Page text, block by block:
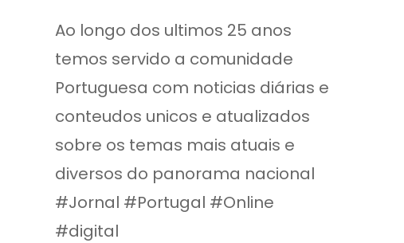
Ao longo dos ultimos 25 anos
temos servido a comunidade
Portuguesa com noticias diárias e
conteudos unicos e atualizados
sobre os temas mais atuais e
diversos do panorama nacional
#Jornal #Portugal #Online
#digital